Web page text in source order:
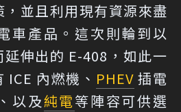
並且利用現有資源來盡
車產品。這次則輪到以
伸出的 E-408，如此一
內燃機、 PHEV 插電
以及純電等陣容可供選